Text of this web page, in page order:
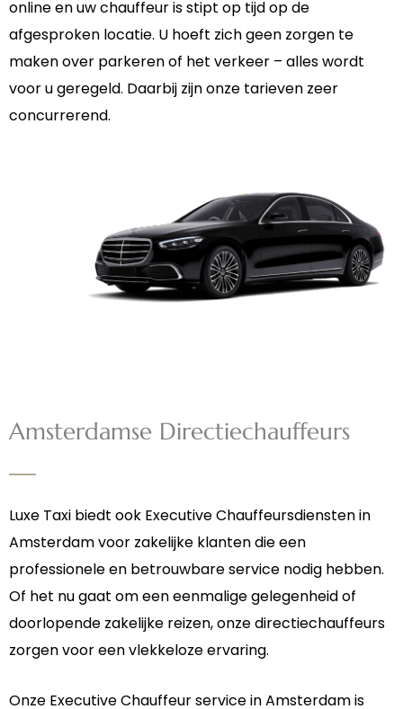
online en uw chauffeur is stipt op tijd op de
afgesproken locatie. U hoeft zich geen zorgen te
maken over parkeren of het verkeer – alles wordt
voor u geregeld. Daarbij zijn onze tarieven zeer
concurrerend.
Amsterdamse Directiechauffeurs
Luxe Taxi biedt ook Executive Chauffeursdiensten in
Amsterdam voor zakelijke klanten die een
professionele en betrouwbare service nodig hebben.
Of het nu gaat om een eenmalige gelegenheid of
doorlopende zakelijke reizen, onze directiechauffeurs
zorgen voor een vlekkeloze ervaring.
Onze Executive Chauffeur service in Amsterdam is